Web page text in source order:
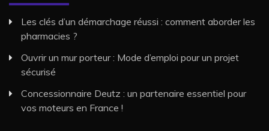
Les clés d’un démarchage réussi : comment aborder les
pharmacies ?
Ouvrir un mur porteur : Mode d’emploi pour un projet
sécurisé
Concessionnaire Deutz : un partenaire essentiel pour
vos moteurs en France !